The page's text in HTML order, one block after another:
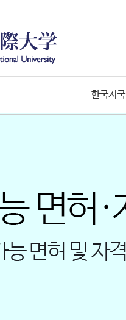
한국지국